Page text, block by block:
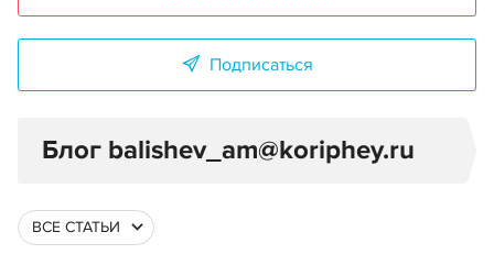
Подписаться
Блог balishev_am@koriphey.ru
ВСЕ СТАТЬИ